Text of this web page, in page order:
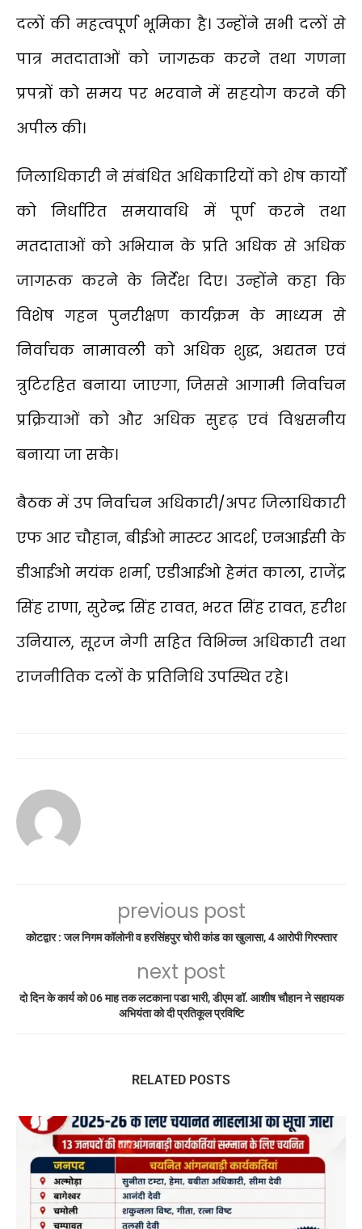
दलों की महत्वपूर्ण भूमिका है। उन्होंने सभी दलों से
पात्र मतदाताओं को जागरुक करने तथा गणना
प्रपत्रों को समय पर भरवाने में सहयोग करने की
अपील की।
जिलाधिकारी ने संबंधित अधिकारियों को शेष कार्यों
को निर्धारित समयावधि में पूर्ण करने तथा
मतदाताओं को अभियान के प्रति अधिक से अधिक
जागरूक करने के निर्देश दिए। उन्होंने कहा कि
विशेष गहन पुनरीक्षण कार्यक्रम के माध्यम से
निर्वाचक नामावली को अधिक शुद्ध, अद्यतन एवं
त्रुटिरहित बनाया जाएगा, जिससे आगामी निर्वाचन
प्रक्रियाओं को और अधिक सुदृढ़ एवं विश्वसनीय
बनाया जा सके।
बैठक में उप निर्वाचन अधिकारी/अपर जिलाधिकारी
एफ आर चौहान, बीईओ मास्टर आदर्श, एनआईसी के
डीआईओ मयंक शर्मा, एडीआईओ हेमंत काला, राजेंद्र
सिंह राणा, सुरेन्द्र सिंह रावत, भरत सिंह रावत, हरीश
उनियाल, सूरज नेगी सहित विभिन्न अधिकारी तथा
राजनीतिक दलों के प्रतिनिधि उपस्थित रहे।
previous post
कोटद्वार : जल निगम कॉलोनी व हरसिंहपुर चोरी कांड का खुलासा, 4 आरोपी गिरफ्तार
next post
दो दिन के कार्य को 06 माह तक लटकाना पडा भारी, डीएम डॉ. आशीष चौहान ने सहायक
अभियंता को दी प्रतिकूल प्रविष्टि
RELATED POSTS